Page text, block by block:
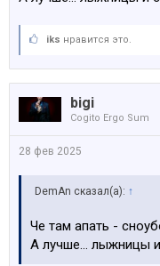
iks нравится это.
bigi
Cogito Ergo Sum
28 фев 2025
DemAn сказал(а): ↑
Че там апать -
А лучше… лыжницы